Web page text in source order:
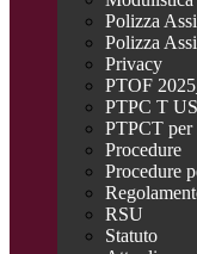
Polizza
Polizza
Privacy
PTOF
PTPC T
PTPCT per
Procedure
Procedure
RSU
Statuto